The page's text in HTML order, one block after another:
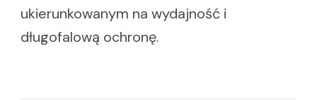
ukierunkowanym na wydajność i
długofalową ochronę.